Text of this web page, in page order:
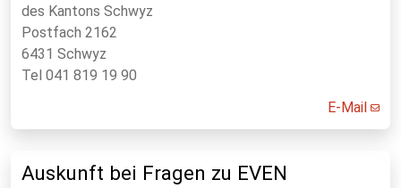
des Kantons Schwyz
Postfach 2162
6431 Schwyz
Tel 041 819 19 90
E-Mail
Auskunft bei Fragen zu EVEN